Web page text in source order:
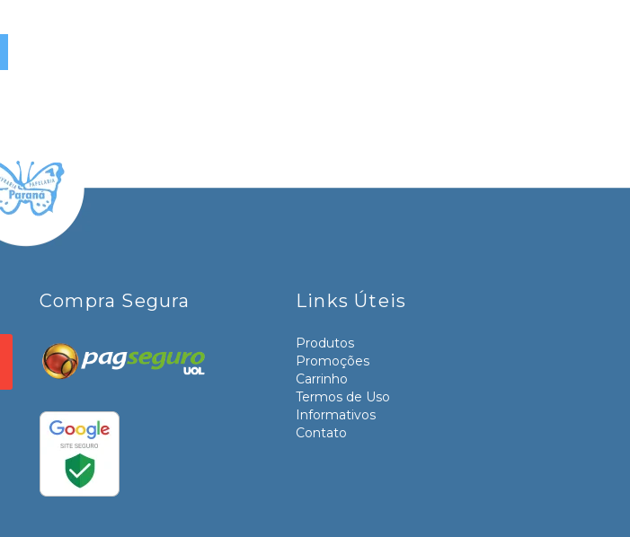
Compra Segura Links Úteis
Produtos
Promoções
Carrinho
Termos de Uso
Informativos
Contato